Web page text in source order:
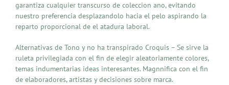
garantiza cualquier transcurso de coleccion ano, evitando
nuestro preferencia desplazandolo hacia el pelo aspirando la
reparto proporcional de el atadura laboral.
Alternativas de Tono y no ha transpirado Croquis – Se sirve la
ruleta privilegiada con el fin de elegir aleatoriamente colores,
temas indumentarias ideas interesantes. Magnnifica con el fin
de elaboradores, artistas y decisiones sobre marca.